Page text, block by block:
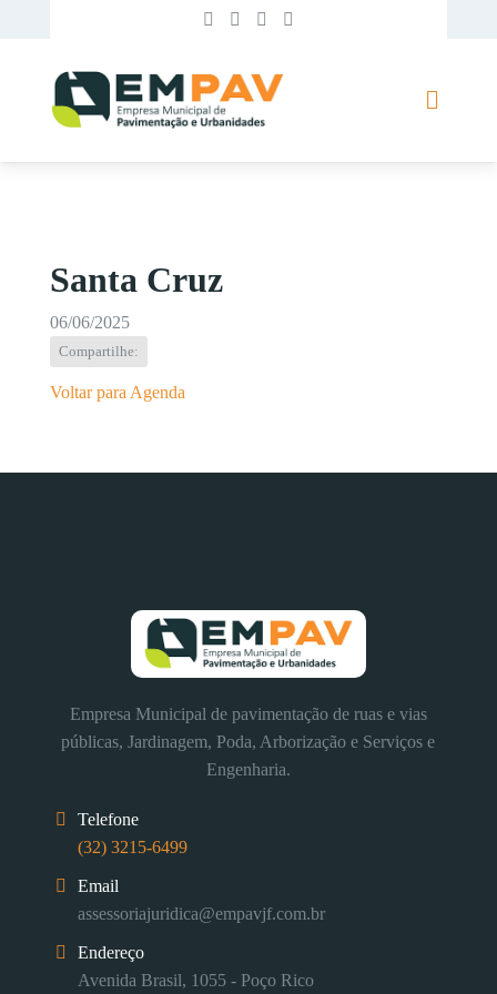
Santa Cruz
06/06/2025
Compartilhe:
Voltar para Agenda
Empresa Municipal de pavimentação de ruas e vias
públicas, Jardinagem, Poda, Arborização e Serviços e
Engenharia.
Telefone
(32) 3215-6499
Email
assessoriajuridica@empavjf.com.br
Endereço
Avenida Brasil, 1055 - Poço Rico